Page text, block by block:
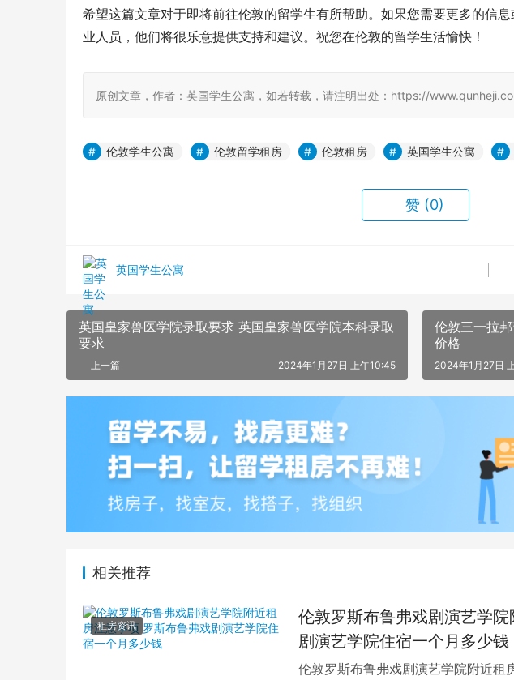
希望这篇文章对于即将前往伦敦的留学生有所帮助。如果您需要更多的信
业人员，他们将很乐意提供支持和建议。祝您在伦敦的留学生活愉快！
原创文章，作者：英国学生公寓，如若转载，请注明出处：https://
伦敦学生公寓 伦敦留学租房 伦敦租房 英国学生公寓
赞 (0)
英国学生公寓
英国皇家兽医学院录取要求 英国皇家兽医学院本科录取
要求
上一篇 2024年1月27日 上午10:45
伦敦三一拉
价格
2024年1月27日
相关推荐
租房资讯
伦敦罗斯布鲁弗戏剧演艺学
剧演艺学院住宿一个月多少钱
伦敦罗斯布鲁弗戏剧演艺学院附近租